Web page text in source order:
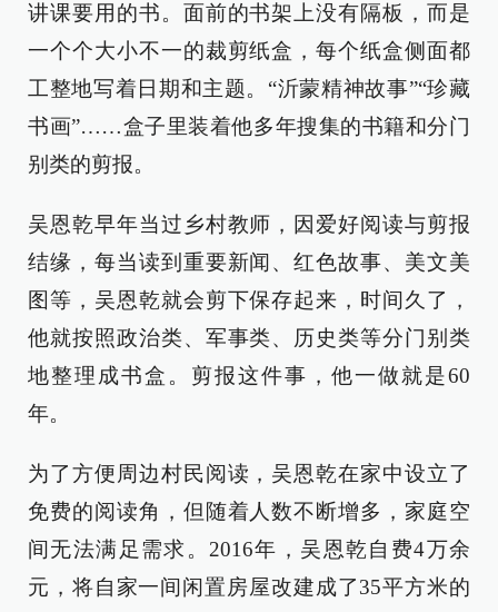
讲课要用的书。面前的书架上没有隔板，而是
一个个大小不一的裁剪纸盒，每个纸盒侧面都
工整地写着日期和主题。“沂蒙精神故事”“珍藏
书画”……盒子里装着他多年搜集的书籍和分门
别类的剪报。
吴恩乾早年当过乡村教师，因爱好阅读与剪报
结缘，每当读到重要新闻、红色故事、美文美
图等，吴恩乾就会剪下保存起来，时间久了，
他就按照政治类、军事类、历史类等分门别类
地整理成书盒。剪报这件事，他一做就是60
年。
为了方便周边村民阅读，吴恩乾在家中设立了
免费的阅读角，但随着人数不断增多，家庭空
间无法满足需求。2016年，吴恩乾自费4万余
元，将自家一间闲置房屋改建成了35平方米的